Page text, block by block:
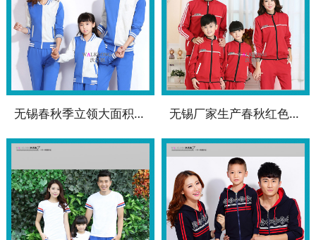
无锡春秋季立领大面积撞色学生校服WK-SC5908 无锡厂家生产春秋红色运动校服WK-SC5903